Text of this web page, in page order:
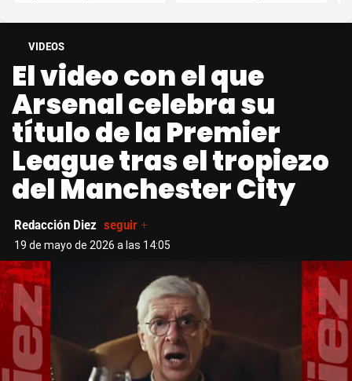
VIDEOS
El video con el que
Arsenal celebra su
título de la Premier
League tras el tropiezo
del Manchester City
Redacción Diez seguir +
19 de mayo de 2026 a las 14:05